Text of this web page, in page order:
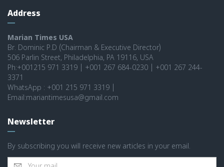
Address
Marian Times USA
Br. Dominic P.D (Chairman & Executive Director)
506 Parlin Street, Philadelphia, PA 19116, USA
Ph:+001215 971 3319 | +001 267 684-0230 | +001 267 244-
3371
WhatsApp : +001 215 971 3319 |
Email:mariantimesusa@gmail.com
Newsletter
By subscribing you will receive new articles in your email.